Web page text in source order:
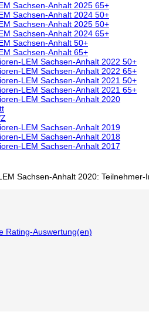
Sachsen-Anhalt 2025 65+
Sachsen-Anhalt 2024 50+
Sachsen-Anhalt 2025 50+
Sachsen-Anhalt 2024 65+
Sachsen-Anhalt 50+
Sachsen-Anhalt 65+
LEM Sachsen-Anhalt 2022 50+
LEM Sachsen-Anhalt 2022 65+
LEM Sachsen-Anhalt 2021 50+
LEM Sachsen-Anhalt 2021 65+
LEM Sachsen-Anhalt 2020
LEM Sachsen-Anhalt 2019
LEM Sachsen-Anhalt 2018
LEM Sachsen-Anhalt 2017
Sachsen-Anhalt 2020: Teilnehmer-
Rating-Auswertung(en)